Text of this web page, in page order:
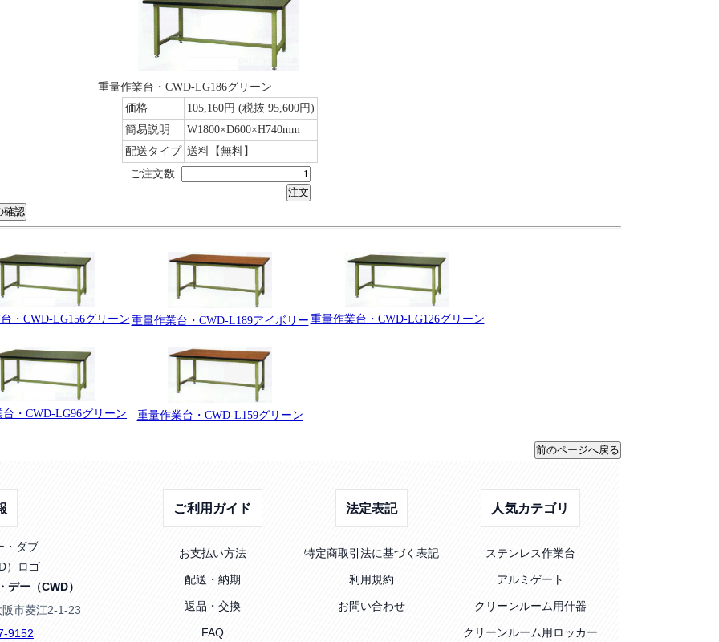
重量作業台・CWD-LG186グリーン
価格
105,160円 (税抜 95,600円)
簡易説明
W1800×D600×H740mm
配送タイプ 送料【無料】
ご注文数
・CWD-LG156グリーン 重量作業台・CWD-L189アイボリー 重量作業台・CWD-LG126グリーン
・CWD-LG96グリーン 重量作業台・CWD-L159グリーン
デー（CWD）
市菱江2-1-23
9152
ご利用ガイド
お支払い方法
配送・納期
返品・交換
FAQ
法定表記
特定商取引法に基づく表記
利用規約
お問い合わせ
人気カテゴリ
ステンレス作業台
アルミゲート
クリーンルーム用什器
クリーンルーム用ロッカー